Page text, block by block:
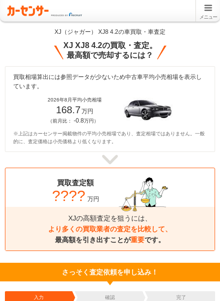
メニュー
XJ（ジャガー） XJ8 4.2の車買取・車査定
XJ XJ8 4.2の買取・査定。
最高額で売却するには？
買取相場算出には参照データが少ないため中古車平均小売相場を表示し
ています。
2026年8月平均小売相場
168.7万円
（前月比： -0.8万円）
※上記はカーセンサー掲載物件の平均小売相場であり、査定相場ではありません。一般
的に、査定価格は小売価格より低くなります。
買取査定額
???? 万円
XJの高額査定を狙うには、
より多くの買取業者の査定を比較して、
最高額を引き出すことが重要です。
さっそく査定依頼を申し込み！
入力 確認 完了